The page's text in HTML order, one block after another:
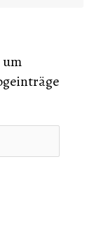
um